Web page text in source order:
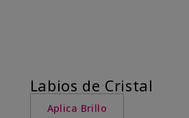
Labios de Cristal
Aplica Brillo